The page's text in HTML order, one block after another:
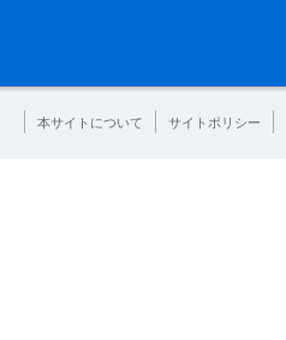
本サイトについて サイトポリシー